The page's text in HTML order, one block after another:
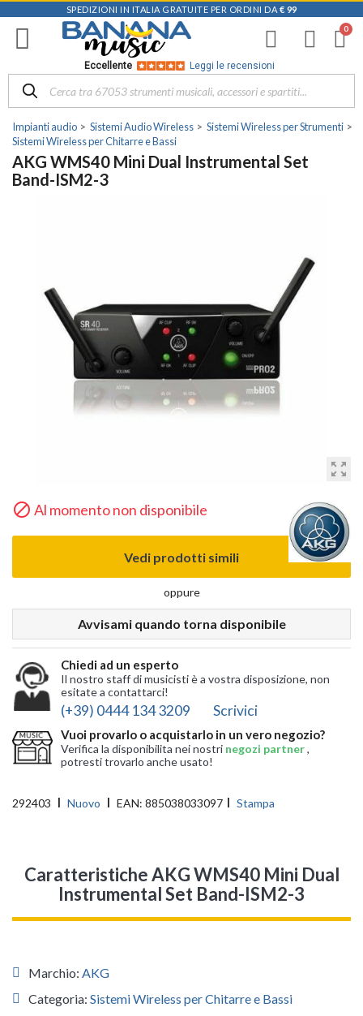
SPEDIZIONI IN ITALIA GRATUITE PER ORDINI DA € 99
Eccellente Leggi le recensioni
Impianti audio Sistemi Audio Wireless
Sistemi Wireless per Strumenti
Sistemi Wireless per Chitarre e Bassi
AKG WMS40 Mini Dual Instrumental Set
Band-ISM2-3
zoom_out_map
 Al momento non disponibile
Vedi prodotti simili
oppure
Avvisami quando torna disponibile
Chiedi ad un esperto
Il nostro staff di musicisti è a vostra disposizione, non
esitate a contattarci!
(+39) 0444 134 3209 Scrivici
Vuoi provarlo o acquistarlo in un vero negozio?
Verifica la disponibilita nei nostri negozi partner,
potresti trovarlo anche usato!
292403 Nuovo EAN: 885038033097 Stampa
Caratteristiche AKG WMS40 Mini Dual
Instrumental Set Band-ISM2-3
Marchio: AKG
Categoria: Sistemi Wireless per Chitarre e Bassi